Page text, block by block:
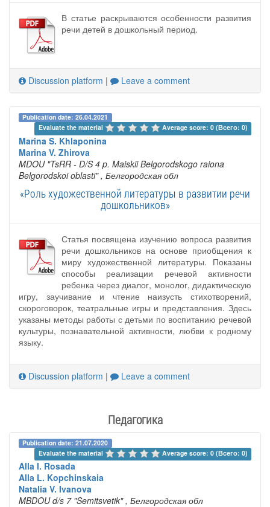
В статье раскрываются особенности развития
речи детей в дошкольный период.
Discussion platform | Leave a comment
Publication date: 26.04.2021
Evaluate the material
Average score: 0 (Всего: 0)
Marina S. Khlaponina
Marina V. Zhirova
MDOU "TsRR - D/S 4 p. Maiskii Belgorodskogo raiona
Belgorodskoi oblasti" , Белгородская обл
«Роль художественной литературы в развитии речи
дошкольников»
Статья посвящена изучению вопроса развития
речи дошкольников на основе приобщения к
миру художественной литературы. Показаны
способы реализации речевой активности
ребенка через диалог, монолог, дидактическую
игру, заучивание и чтение наизусть стихотворений,
скороговорок, театральные игры и представления. Здесь
указаны методы работы с детьми по воспитанию речевой
культуры, познавательной активности, любви к родному
языку.
Discussion platform | Leave a comment
Педагогика
Publication date: 21.07.2020
Evaluate the material
Average score: 0 (Всего: 0)
Alla I. Rosada
Alla L. Kopchinskaia
Natalia V. Ivanova
MBDOU d/s 7 "Semitsvetik" , Белгородская обл